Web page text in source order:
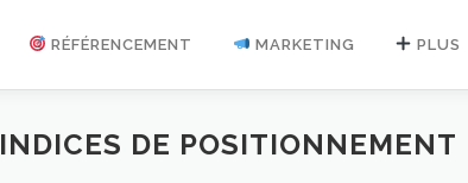
RÉFÉRENCEMENT MARKETING PLUS
INDICES DE POSITIONNEMENT